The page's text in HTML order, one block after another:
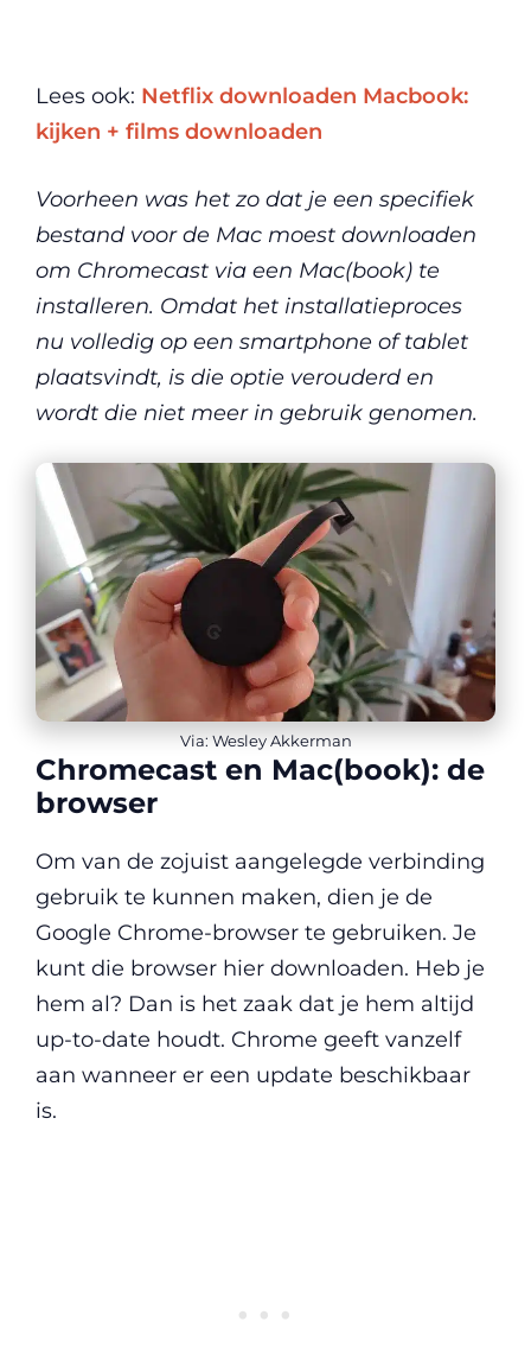
Lees ook: Netflix downloaden Macbook:
kijken + films downloaden
Voorheen was het zo dat je een specifiek
bestand voor de Mac moest downloaden
om Chromecast via een Mac(book) te
installeren. Omdat het installatieproces
nu volledig op een smartphone of tablet
plaatsvindt, is die optie verouderd en
wordt die niet meer in gebruik genomen.
Via: Wesley Akkerman
Chromecast en Mac(book): de
browser
Om van de zojuist aangelegde verbinding
gebruik te kunnen maken, dien je de
Google Chrome-browser te gebruiken. Je
kunt die browser hier downloaden. Heb je
hem al? Dan is het zaak dat je hem altijd
up-to-date houdt. Chrome geeft vanzelf
aan wanneer er een update beschikbaar
is.